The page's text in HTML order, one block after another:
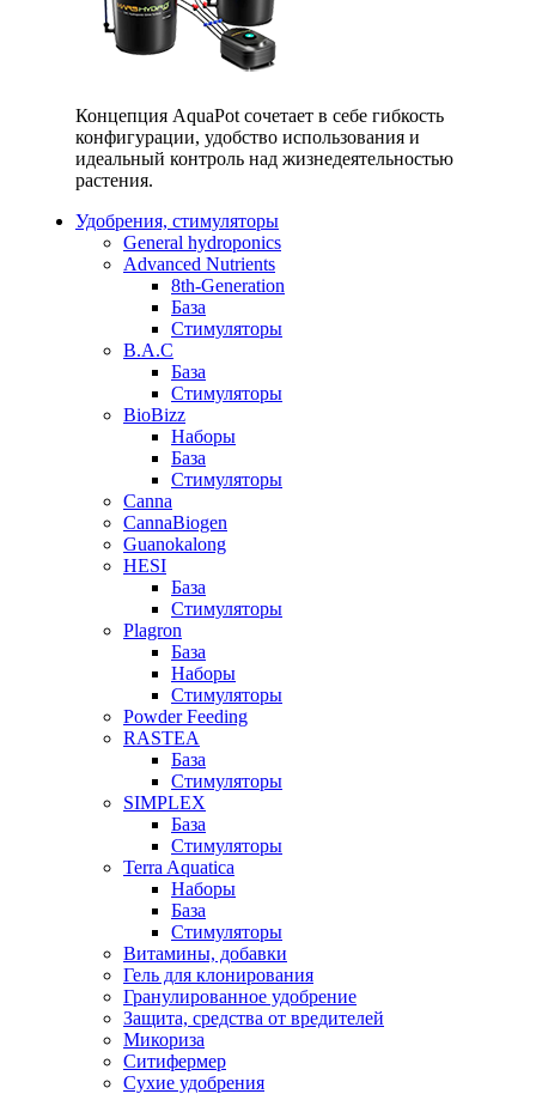
Концепция AquaPot сочетает в себе гибкость
конфигурации, удобство использования и
идеальный контроль над жизнедеятельностью
растения.
Удобрения, стимуляторы
General hydroponics
Advanced Nutrients
8th-Generation
База
Стимуляторы
B.A.C
База
Стимуляторы
BioBizz
Наборы
База
Стимуляторы
Canna
CannaBiogen
Guanokalong
HESI
База
Стимуляторы
Plagron
База
Наборы
Стимуляторы
Powder Feeding
RASTEA
База
Стимуляторы
SIMPLEX
База
Стимуляторы
Terra Aquatica
Наборы
База
Стимуляторы
Витамины, добавки
Гель для клонирования
Гранулированное удобрение
Защита, средства от вредителей
Микориза
Ситифермер
Сухие удобрения